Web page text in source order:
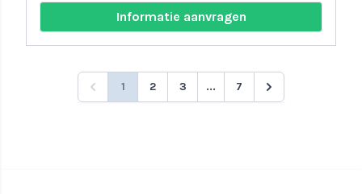
Informatie aanvragen
1 2 3 ... 7